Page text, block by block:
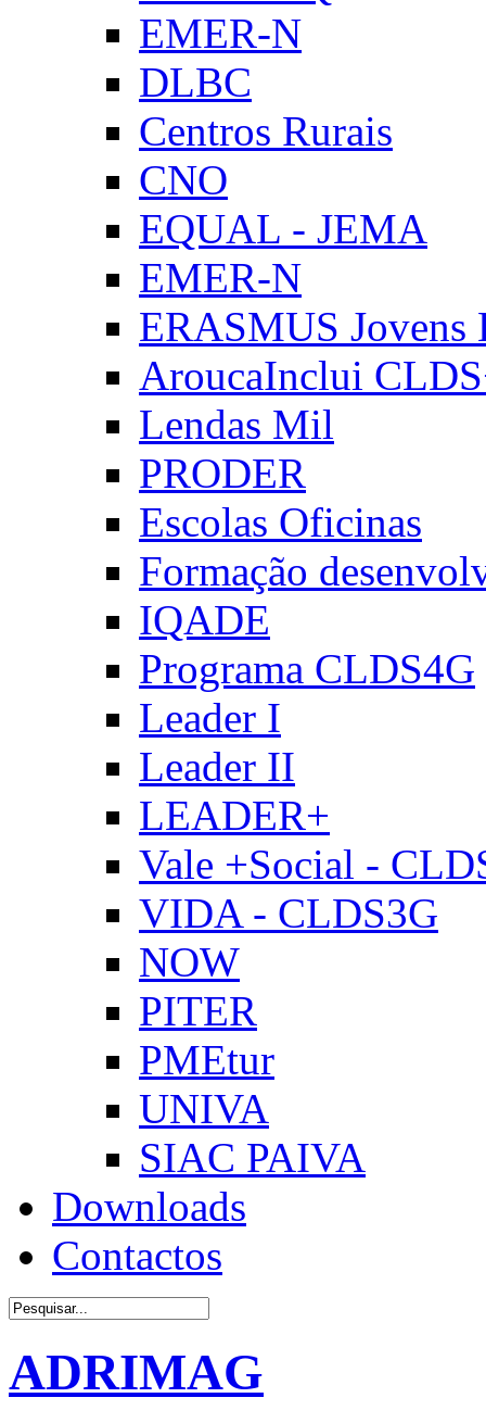
EMER-N
DLBC
Centros Rurais
CNO
EQUAL - JEMA
EMER-N
ERASMUS Jovens
AroucaInclui
Lendas Mil
PRODER
Escolas Oficinas
Formação
IQADE
Programa CLDS4G
Leader I
Leader II
LEADER+
Vale +Social -
VIDA - CLDS3G
NOW
PITER
PMEtur
UNIVA
SIAC PAIVA
Downloads
Contactos
ADRIMAG